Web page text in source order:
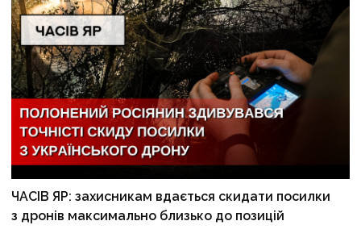
ЧАСІВ ЯР: захисникам вдається скидати посилки
з дронів максимально близько до позицій